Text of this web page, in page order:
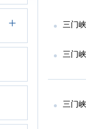
+ 三门
三门
三门